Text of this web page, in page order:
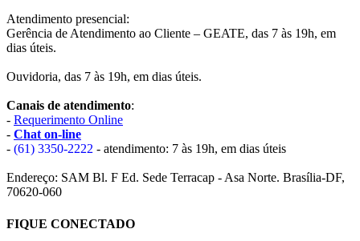
Atendimento presencial:
Gerência de Atendimento ao Cliente – GEATE, das 7 às 19h, em
dias úteis.
Ouvidoria, das 7 às 19h, em dias úteis.
Canais de atendimento:
- Requerimento Online
- Chat on-line
- (61) 3350-2222 - atendimento: 7 às 19h, em dias úteis
Endereço: SAM Bl. F Ed. Sede Terracap - Asa Norte. Brasília-DF,
70620-060
FIQUE CONECTADO